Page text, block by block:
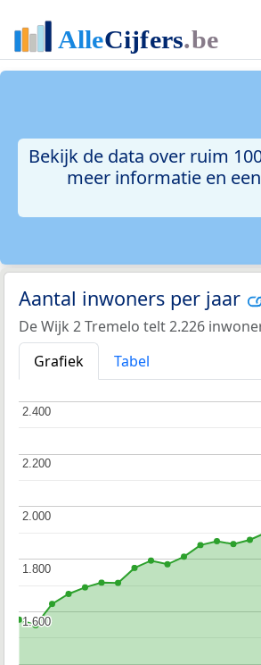
Bekijk de data over ruim
meer informatie en
Aantal inwoners per jaar
De Wijk 2 Tremelo telt 2.226
Grafiek
Tabel
1.600
1.600
1.800
1.800
2.000
2.000
2.200
2.200
2.400
2.400